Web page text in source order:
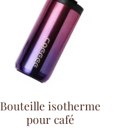
Bouteille isotherme
pour café